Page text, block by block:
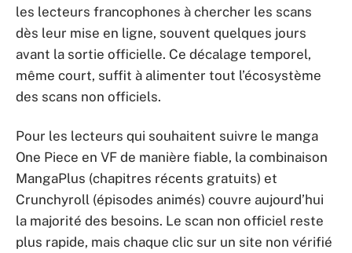
les lecteurs francophones à chercher les scans
dès leur mise en ligne, souvent quelques jours
avant la sortie officielle. Ce décalage temporel,
même court, suffit à alimenter tout l’écosystème
des scans non officiels.
Pour les lecteurs qui souhaitent suivre le manga
One Piece en VF de manière fiable, la combinaison
MangaPlus (chapitres récents gratuits) et
Crunchyroll (épisodes animés) couvre aujourd’hui
la majorité des besoins. Le scan non officiel reste
plus rapide, mais chaque clic sur un site non vérifié